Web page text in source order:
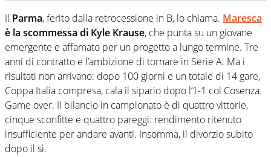
Il Parma, ferito dalla retrocessione in B, lo chiama. Maresca
è la scommessa di Kyle Krause, che punta su un giovane
emergente e affamato per un progetto a lungo termine. Tre
anni di contratto e l’ambizione di tornare in Serie A. Ma i
risultati non arrivano: dopo 100 giorni e un totale di 14 gare,
Coppa Italia compresa, cala il sipario dopo l’1-1 col Cosenza.
Game over. Il bilancio in campionato è di quattro vittorie,
cinque sconfitte e quattro pareggi: rendimento ritenuto
insufficiente per andare avanti. Insomma, il divorzio subito
dopo il sì.